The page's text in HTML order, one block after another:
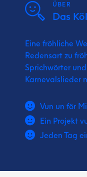
ÜBER
Das
Eine fröhliche
Redensart zu
Sprichwörter
Karnevalslieder
Vun un för
Ein Projekt
Jeden Tag